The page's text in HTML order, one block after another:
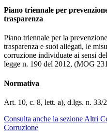
Piano triennale per
trasparenza
Piano triennale per la
trasparenza e suoi allegati, le
corruzione individuate ai sensi
legge n. 190 del 2012, (MOG
Normativa
Art. 10, c. 8, lett. a), d.lgs. n. 33/
Consulta anche la sezione Altri
Corruzione